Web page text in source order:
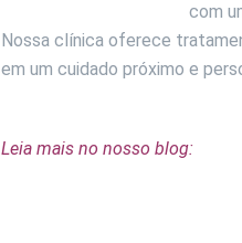
com
Nossa clínica oferece
em um cuidado próximo e
Leia mais no nosso blog: